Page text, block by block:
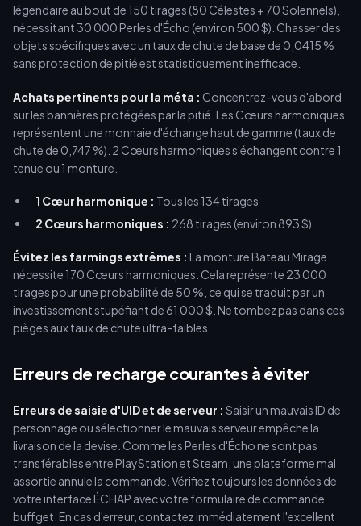
légendaire au bout de 150 tirages (80 Célestes + 70 Solennels),
nécessitant 30 000 Perles d'Écho (environ 500 $). Chasser des
objets spécifiques avec un taux de chute de base de 0,0415 %
sans protection de pitié est statistiquement inefficace.
Achats pertinents pour la méta : Concentrez-vous d'abord
sur les bannières protégées par la pitié. Les Cœurs harmoniques
représentent une monnaie d'échange haut de gamme (taux de
chute de 0,747 %). 2 Cœurs harmoniques s'échangent contre 1
tenue ou 1 monture.
1 Cœur harmonique : Tous les 134 tirages
2 Cœurs harmoniques : 268 tirages (environ 893 $)
Évitez les farmings extrêmes : La monture Bateau Mirage
nécessite 170 Cœurs harmoniques. Cela représente 23 000
tirages pour une probabilité de 50 %, ce qui se traduit par un
investissement stupéfiant de 61 000 $. Ne tombez pas dans ces
pièges aux taux de chute ultra-faibles.
Erreurs de recharge courantes à éviter
Erreurs de saisie d'UID et de serveur : Saisir un mauvais ID de
personnage ou sélectionner le mauvais serveur empêche la
livraison de la devise. Comme les Perles d'Écho ne sont pas
transférables entre PlayStation et Steam, une plateforme mal
assortie annule la commande. Vérifiez toujours les données de
votre interface ÉCHAP avec votre formulaire de commande
buffget. En cas d'erreur, contactez immédiatement l'excellent